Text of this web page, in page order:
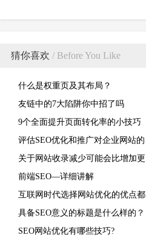
猜你喜欢 / Before You Like
什么是权重页及其布局？
友链中的7大陷阱你中招了吗
9个全面提升页面转化率的小技巧
评估SEO优化和推广对企业网站的
重要性？
关于网站收录减少可能会比增加更
有利
前端SEO—详细讲解
互联网时代选择网站优化的优点都
有哪些
具备SEO意义的标题是什么样的？
SEO网站优化有哪些技巧?